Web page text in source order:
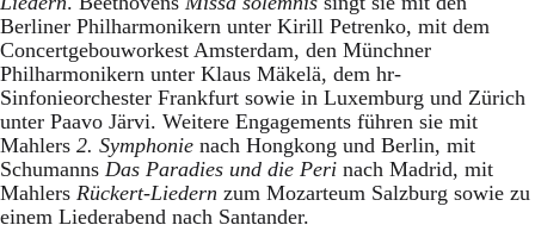
Berliner Philharmonikern unter Kirill Petrenko, mit dem
Concertgebouworkest Amsterdam, den Münchner
Philharmonikern unter Klaus Mäkelä, dem hr-
Sinfonieorchester Frankfurt sowie in Luxemburg und Zürich
unter Paavo Järvi. Weitere Engagements führen sie mit
Mahlers 2. Symphonie nach Hongkong und Berlin, mit
Schumanns Das Paradies und die Peri nach Madrid, mit
Mahlers Rückert-Liedern zum Mozarteum Salzburg sowie zu
einem Liederabend nach Santander.